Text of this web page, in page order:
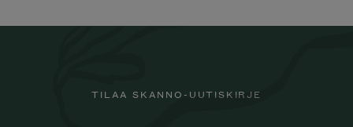
TILAA SKANNO-UUTISKIRJE